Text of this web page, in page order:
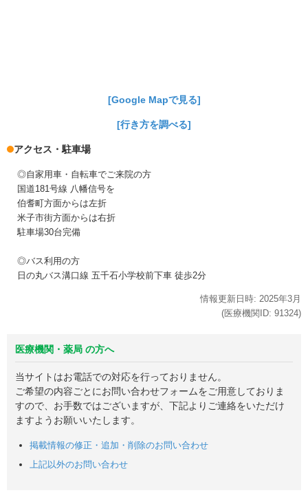
[Google Mapで見る]
[行き方を調べる]
アクセス・駐車場
◎自家用車・自転車でご来院の方
国道181号線 八幡信号を
伯耆町方面からは左折
米子市街方面からは右折
駐車場30台完備
◎バス利用の方
日の丸バス溝口線 五千石小学校前下車 徒歩2分
情報更新日時: 2025年3月
(医療機関ID: 91324)
医療機関・薬局 の方へ
当サイトはお電話での対応を行っておりません。
ご希望の内容ごとにお問い合わせフォームをご用意しておりま
すので、お手数ではございますが、下記よりご連絡をいただけ
ますようお願いいたします。
掲載情報の修正・追加・削除のお問い合わせ
上記以外のお問い合わせ